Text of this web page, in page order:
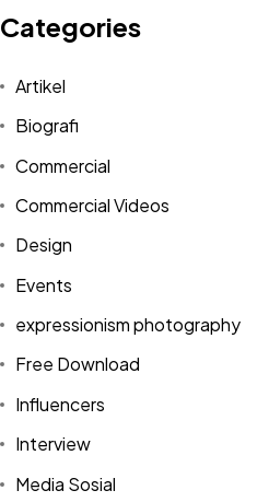
Categories
Artikel
Biografi
Commercial
Commercial Videos
Design
Events
expressionism photography
Free Download
Influencers
Interview
Media Sosial